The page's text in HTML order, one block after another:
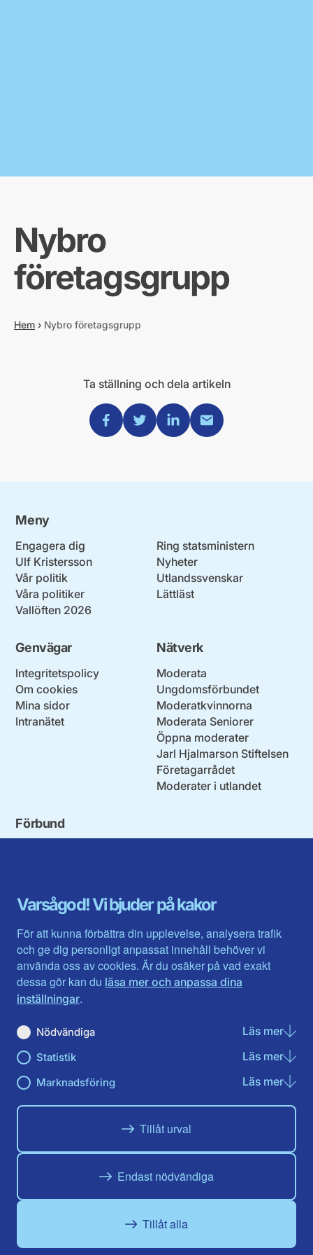
Varsågod! Vi bjuder på kakor
För att kunna förbättra din upplevelse, analysera trafik
och ge dig personligt anpassat innehåll behöver vi
använda oss av cookies. Är du osäker på vad exakt
dessa gör kan du läsa mer och anpassa dina
inställningar.
Nödvändiga Läs merom
Statistik Läs merom
Marknadsföring Läs merom
Tillåt urval
Endast nödvändiga
Tillåt alla
Nybro
företagsgrupp
Hem › Nybro företagsgrupp
Ta ställning och dela artikeln
Dela via Facebook
Dela via Twitter
Dela via Linkedin
Dela via Mail
Meny
Engagera dig
Ulf Kristersson
Vår politik
Våra politiker
Vallöften 2026
Ring statsministern
Nyheter
Utlandssvenskar
Lättläst
Genvägar
Integritetspolicy
Om cookies
Mina sidor
Intranätet
Nätverk
Moderata
Ungdomsförbundet
Moderatkvinnorna
Moderata Seniorer
Öppna moderater
Jarl Hjalmarson Stiftelsen
Företagarrådet
Moderater i utlandet
Förbund
Gävleborg
Halland
Jämtlands län
Jönköpings län
Kalmar län
Kronobergs län
Norrbotten
Skåne län
Värmlands län
Västerbotten
Västra Götaland
Västernorrland
Västmanland
Örebro län
Östergötland
Du hittar oss här på sociala medier
Facebook
Instagram